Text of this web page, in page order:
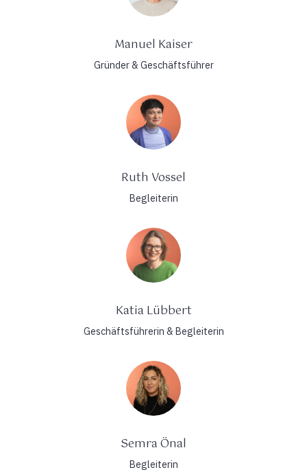
Manuel Kaiser
Gründer & Geschäftsführer
Ruth Vossel
Begleiterin
Katia Lübbert
Geschäftsführerin & Begleiterin
Semra Önal
Begleiterin